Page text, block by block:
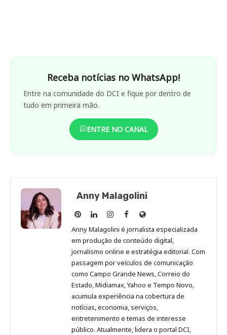
Receba notícias no WhatsApp!
Entre na comunidade do DCI e fique por dentro de
tudo em primeira mão.
ENTRE NO CANAL
Anny Malagolini
Anny
Malagolini
no
Pinterest
Anny
Malagolini
no
LinkedIn
Anny
Malagolini
no
Instagram
Anny
Malagolini
no
Facebook
Site
de
Anny
Malagolini
Anny Malagolini é jornalista especializada
em produção de conteúdo digital,
jornalismo online e estratégia editorial. Com
passagem por veículos de comunicação
como Campo Grande News, Correio do
Estado, Midiamax, Yahoo e Tempo Novo,
acumula experiência na cobertura de
notícias, economia, serviços,
entretenimento e temas de interesse
público. Atualmente, lidera o portal DCI,